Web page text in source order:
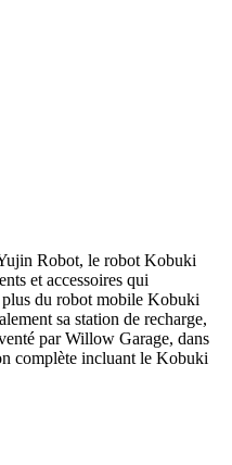
Robot, le robot Kobuki
et accessoires qui
plus du robot mobile Kobuki
sa station de recharge,
par Willow Garage, dans
complète incluant le Kobuki